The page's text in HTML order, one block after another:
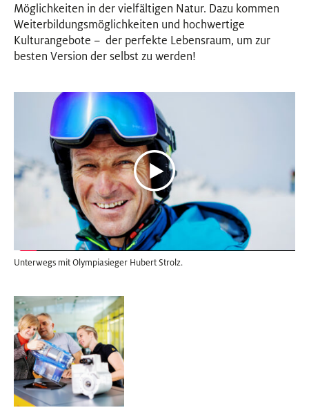
Möglichkeiten in der vielfältigen Natur. Dazu kommen
Weiterbildungsmöglichkeiten und hochwertige
Kulturangebote – der perfekte Lebensraum, um zur
besten Version der selbst zu werden!
Unterwegs mit Olympiasieger Hubert Strolz.